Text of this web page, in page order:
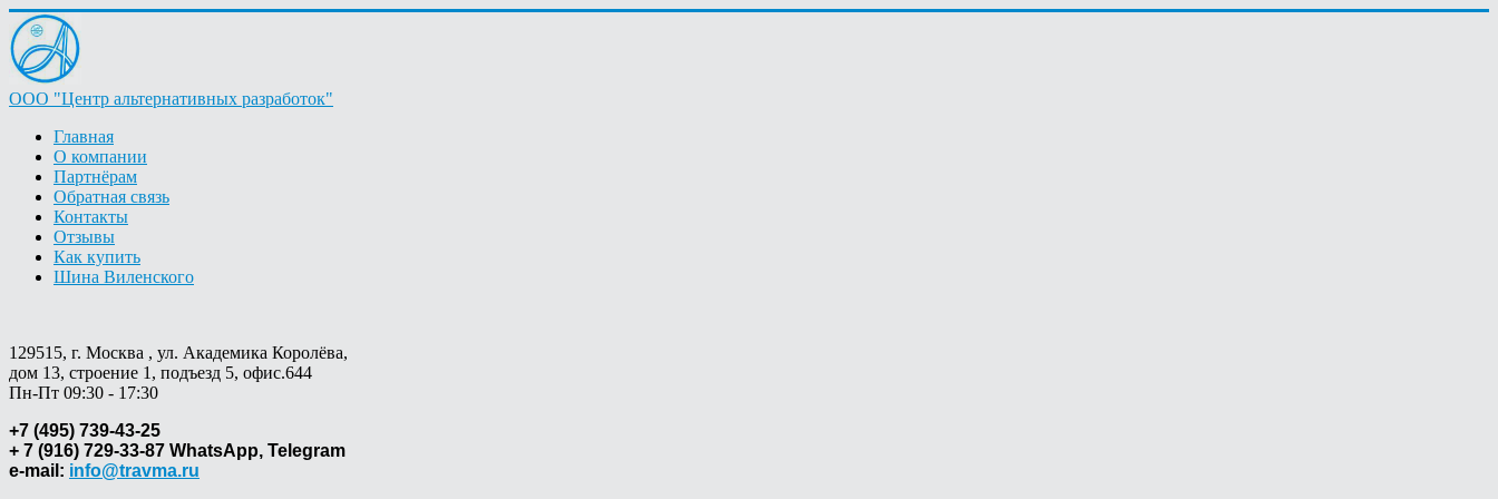
ООО "Центр альтернативных разработок"
Главная
О компании
Партнёрам
Обратная связь
Контакты
Отзывы
Как купить
Шина Виленского
129515, г. Москва , ул. Академика Королёва,
дом 13, строение 1, подъезд 5, офис.644
Пн-Пт 09:30 - 17:30
+7 (495) 739-43-25
+ 7 (916) 729-33-87 WhatsApp, Telegram
e-mail: info@travma.ru